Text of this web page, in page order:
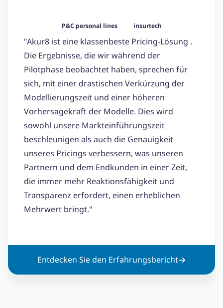
P&C personal lines insurtech
"Akur8 ist eine klassenbeste Pricing-Lösung .
Die Ergebnisse, die wir während der
Pilotphase beobachtet haben, sprechen für
sich, mit einer drastischen Verkürzung der
Modellierungszeit und einer höheren
Vorhersagekraft der Modelle. Dies wird
sowohl unsere Markteinführungszeit
beschleunigen als auch die Genauigkeit
unseres Pricings verbessern, was unseren
Partnern und dem Endkunden in einer Zeit,
die immer mehr Reaktionsfähigkeit und
Transparenz erfordert, einen erheblichen
Mehrwert bringt."
Entdecken Sie den Erfahrungsbericht